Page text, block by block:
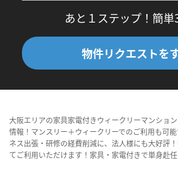
あと１ステップ！簡単
物件リクエストを
大阪エリアの家具家電付きウィークリーマンショ
情報！マンスリー＋ウィークリーでのご利用も可
ネス出張・研修の経費削減に、法人様にも大好評
てご利用いただけます！家具・家電付きで単身赴任